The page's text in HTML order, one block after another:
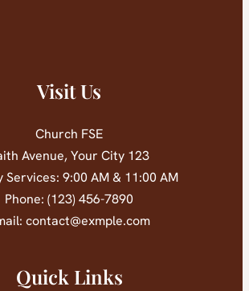
Visit Us
Church FSE
123 Faith Avenue, Your City
Services: 9:00 AM & 11:00 AM
Phone: (123) 456-7890
Email:contact@exmple.com
Quick Links